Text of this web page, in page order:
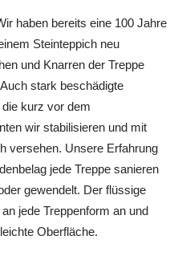
haben bereits eine 100 Jahre
Steinteppich neu
und Knarren der Treppe
stark beschädigte
kurz vor dem
wir stabilisieren und mit
versehen. Unsere Erfahrung
jede Treppe sanieren
gewendelt. Der flüssige
jede Treppenform an und
Oberfläche.